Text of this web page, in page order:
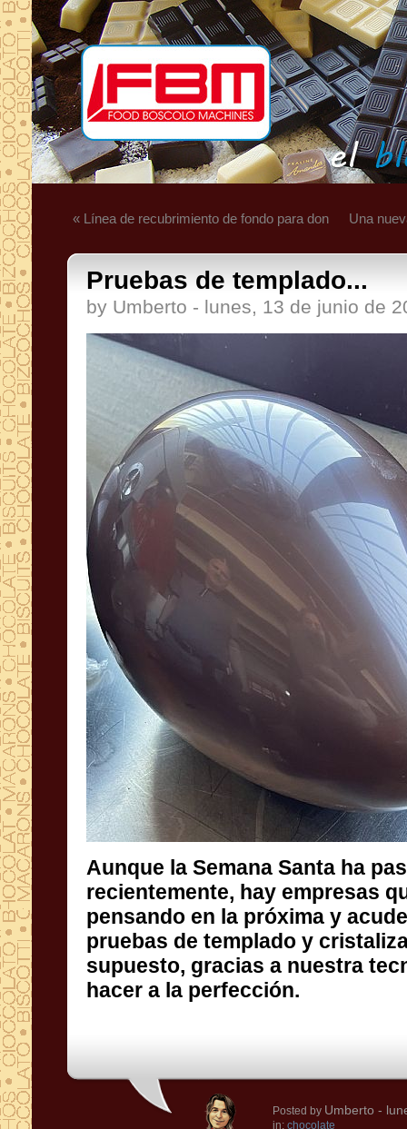
« Línea de recubrimiento de fondo para don Una
Pruebas de templado...
by Umberto - lunes, 13 de junio de
Aunque la Semana Santa ha
recientemente, hay empresas que ya
pensando en la próxima y acuden a Fbm
pruebas de templado y cristalización
supuesto, gracias a nuestra tecnología
hacer a la perfección.
Posted by Umberto -
in: chocolate